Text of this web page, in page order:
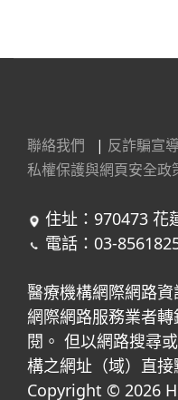
聯絡我們 | 反詐騙宣
私權保護與網頁安全政
住址：970473 花
電話：03-
醫療機構網際網路
網際網路服務業者
閱。 但以網路搜尋
構之網址（域）直接
Copyright © 2026